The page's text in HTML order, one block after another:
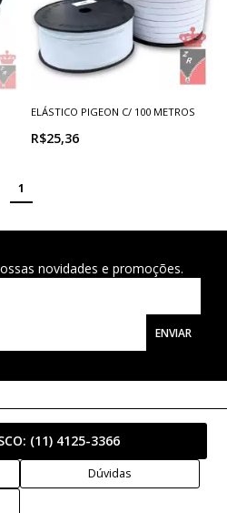
ELÁSTICO PIGEON C/ 100 METROS
R$25,36
1
novidades e promoções.
ENVIAR
(11) 4125-3366
Dúvidas